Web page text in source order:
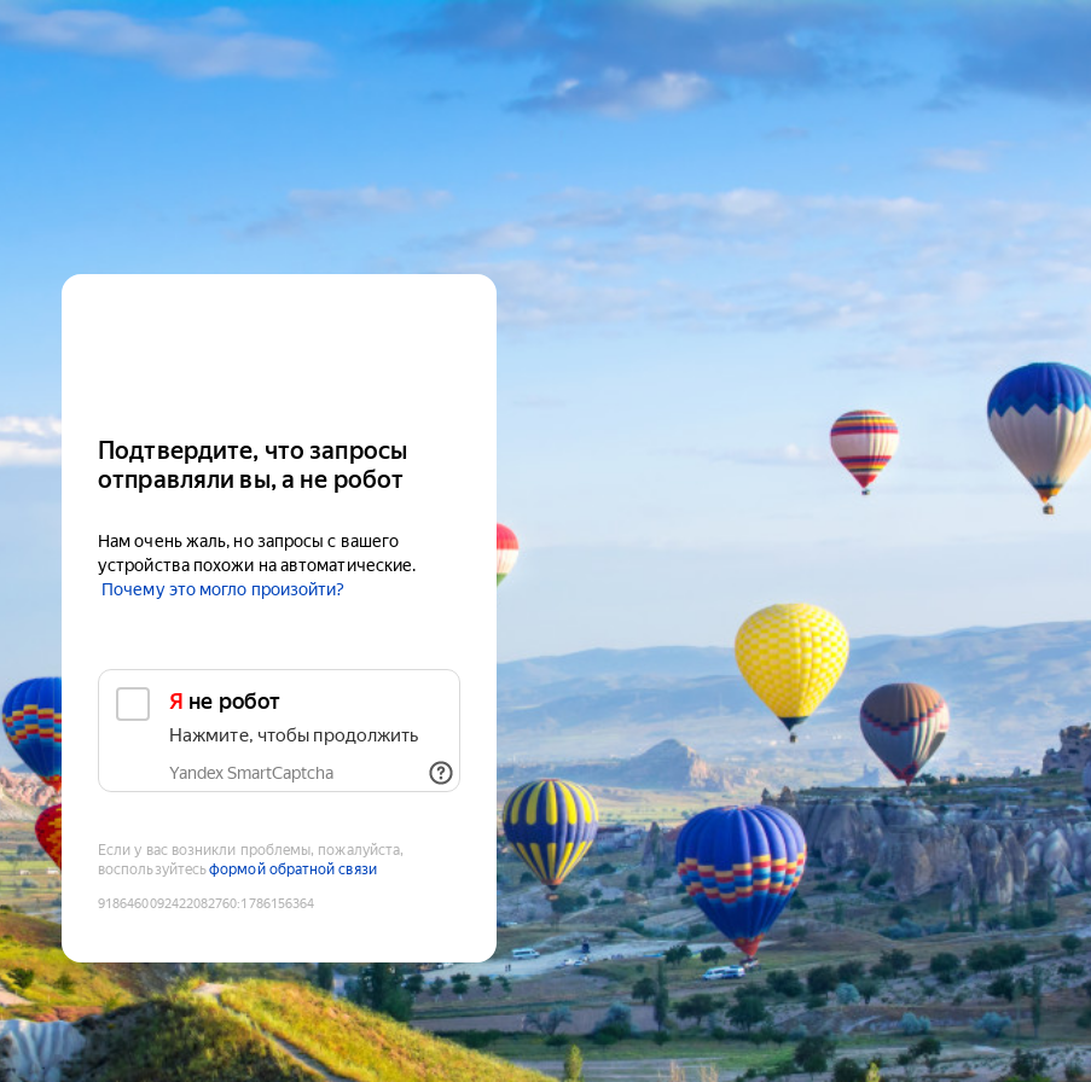
Подтвердите, что запросы
отправляли вы, а не робот
Нам очень жаль, но запросы с вашего
устройства похожи на автоматические.
Почему это могло произойти?
Я не робот
Нажмите, чтобы продолжить
Yandex SmartCaptcha
Если у вас возникли проблемы, пожалуйста,
воспользуйтесьформой обратной связи
9186460092422082760:1786156364